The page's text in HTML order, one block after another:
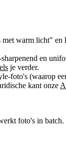
warm licht"
en
je verder.
foto's (waarop
kant onze
foto's in